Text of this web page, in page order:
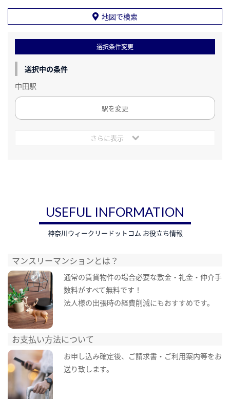
地図で検索
選択条件変更
選択中の条件
中田駅
駅を変更
さらに表示
USEFUL INFORMATION
神奈川ウィークリードットコム お役立ち情報
マンスリーマンションとは？
通常の賃貸物件の場合必要な敷金・礼金・仲介手
数料がすべて無料です！
法人様の出張時の経費削減にもおすすめです。
お支払い方法について
お申し込み確定後、ご請求書・ご利用案内等をお
送り致します。